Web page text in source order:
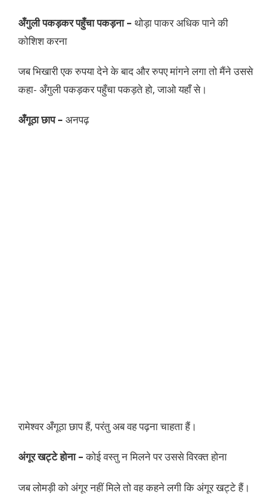
अँगुली पकड़कर पहुँचा पकड़ना – थोड़ा पाकर अधिक पाने की
कोशिश करना
जब भिखारी एक रुपया देने के बाद और रुपए मांगने लगा तो मैंने उससे
कहा- अँगुली पकड़कर पहुँचा पकड़ते हो, जाओ यहाँ से।
अँगूठा छाप – अनपढ़
रामेश्वर अँगूठा छाप हैं, परंतु अब वह पढ़ना चाहता हैं।
अंगूर खट्टे होना –कोई वस्तु न मिलने पर उससे विरक्त होना
जब लोमड़ी को अंगूर नहीं मिले तो वह कहने लगी कि अंगूर खट्टे हैं।